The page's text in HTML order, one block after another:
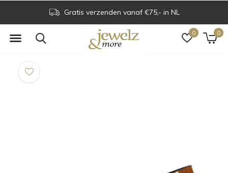
0 0
Gratis verzenden vanaf €75,- in NL